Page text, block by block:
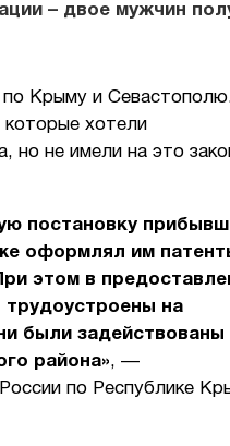
– двое мужчин
Крыму и
хотели
но не имели на это
постановку
оформлял им
этом в
трудоустроены на
были задействованы
района», —
по Республике